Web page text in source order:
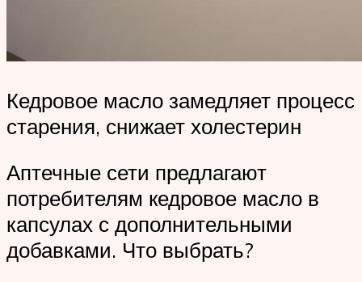
Кедровое масло замедляет процесс
старения, снижает холестерин
Аптечные сети предлагают
потребителям кедровое масло в
капсулах с дополнительными
добавками. Что выбрать?